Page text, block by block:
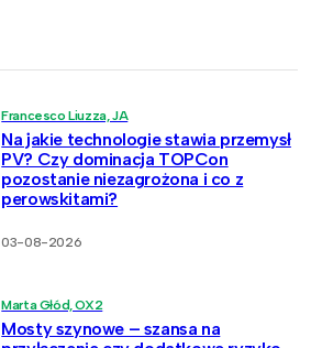
Francesco Liuzza, JA
Na jakie technologie stawia przemysł
PV? Czy dominacja TOPCon
pozostanie niezagrożona i co z
perowskitami?
03-08-2026
Marta Głód, OX2
Mosty szynowe – szansa na